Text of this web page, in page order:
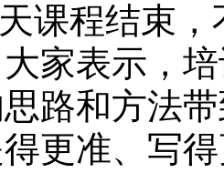
课程结束
家表示，
路和方法
更准、写